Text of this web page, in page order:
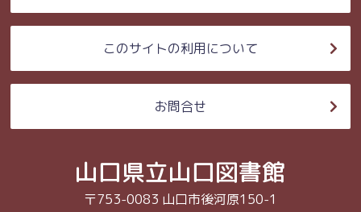
このサイトの利用について
お問合せ
山口県立山口図書館
〒753-0083 山口市後河原150-1